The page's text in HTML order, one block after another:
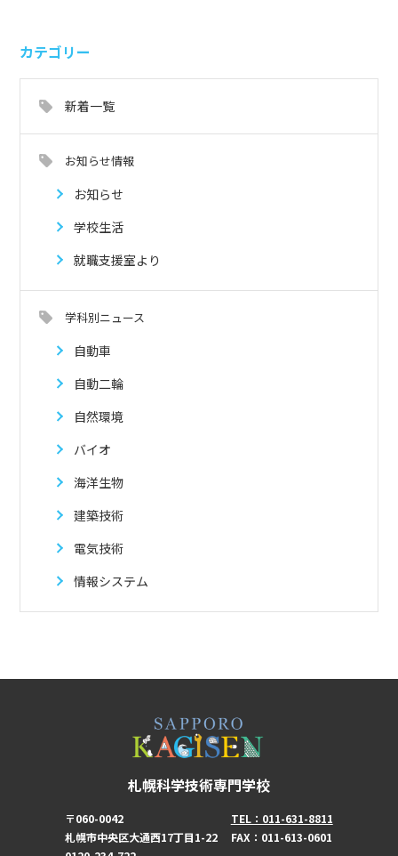
カテゴリー
新着一覧
お知らせ情報
お知らせ
学校生活
就職支援室より
学科別ニュース
自動車
自動二輪
自然環境
バイオ
海洋生物
建築技術
電気技術
情報システム
札幌科学技術専門学校
〒060-0042
札幌市中央区大通西17丁目1-22
TEL：011-631-8811
FAX：011-613-0601